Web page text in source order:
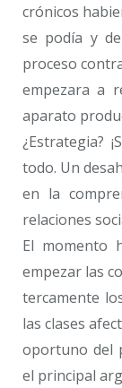
crónicos
se podía y
proceso
empezara a
aparato
¿Estrategia?
todo. Un
en la
relaciones
El momento
empezar las
tercamente
las clases
oportuno del
el principal